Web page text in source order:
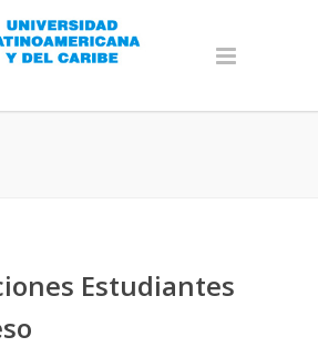
Estudiantes